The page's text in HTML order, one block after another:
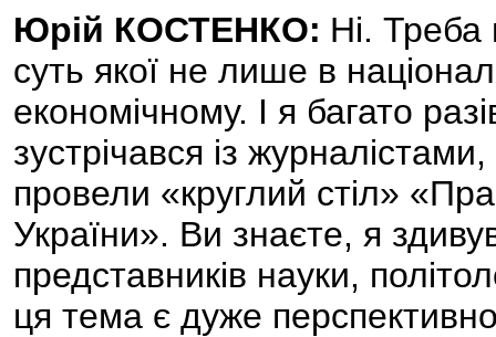
Юрій КОСТЕНКО: Ні. Треба
суть якої не лише в
економічному. І я багато
зустрічався із
провели «круглий стіл»
України». Ви знаєте, я
представників науки,
ця тема є дуже